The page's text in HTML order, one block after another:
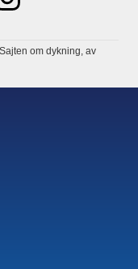
om dykning, av